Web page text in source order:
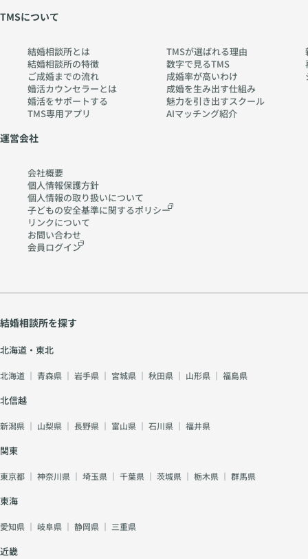
TMSについて
結婚相談所とは
結婚相談所の特徴
ご成婚までの流れ
婚活カウンセラーとは
婚活をサポートする
TMS専用アプリ
TMSが選ばれる理由
数字で見るTMS
成婚率が高いわけ
成婚を生み出す仕組み
魅力を引き出すスクール
AIマッチング紹介
運営会社
会社概要
個人情報保護方針
個人情報の取り扱いについて
子どもの安全基準に関するポリシー
リンクについて
お問い合わせ
会員ログイン
結婚相談所を探す
北海道・東北
北海道 ｜ 青森県 ｜ 岩手県 ｜ 宮城県 ｜ 秋田県 ｜ 山形県 ｜ 福島県
北信越
新潟県 ｜ 山梨県 ｜ 長野県 ｜ 富山県 ｜ 石川県 ｜ 福井県
関東
東京都 ｜ 神奈川県 ｜ 埼玉県 ｜ 千葉県 ｜ 茨城県 ｜ 栃木県 ｜ 群馬県
東海
愛知県 ｜ 岐阜県 ｜ 静岡県 ｜ 三重県
近畿